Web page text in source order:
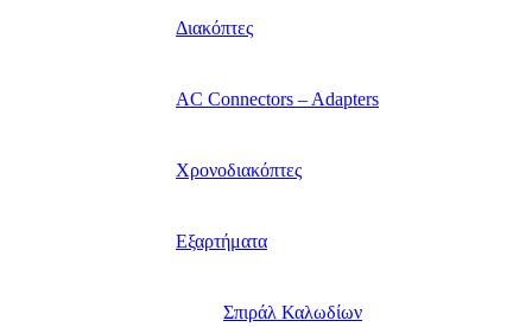
Διακόπτες
AC Connectors – Adapters
Χρονοδιακόπτες
Εξαρτήματα
Σπιράλ Καλωδίων